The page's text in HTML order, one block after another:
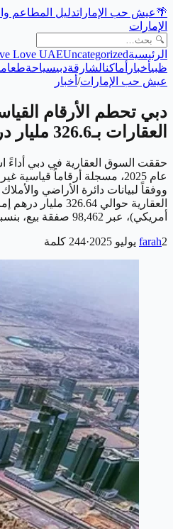
🌴عيش حب الإماراتدليل المطاعم
الإمارات
الرئيسية Love UAEUncategorized
ظبيأخبار أماكنالشارقةدبيسياحةطعام
عيش حب الإمارات/ أخبار
دبي تحطم الأرقام
العقارات بـ326.6 مليار درهم خلال 6 أشهر
حققت السوق العقارية في دبي أداءً
عام 2025، مسجلة أرقاماً
ووفقاً لبيانات دائرة الأراضي
أمريكي)، عبر 98,462 صفقة بيع، بنسبة نمو قو…
farah2 يوليو 2025 ·
244 كلمة